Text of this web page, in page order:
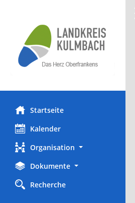
Startseite
Kalender
Organisation
Dokumente
Recherche